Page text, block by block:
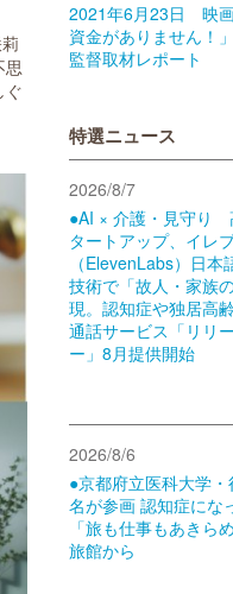
思
ぐ
2021年6月23日 映
資金がありません！
監督取材レポート
特選ニュース
2026/8/7
●AI × 介護・見守り
タートアップ、イレ
（ElevenLabs）日本
技術で「故人・家族
現。認知症や独居高
通話サービス「リリ
ー」8月提供開始
2026/8/6
●京都府立医科大学
名が参画 認知症にな
「旅も仕事もあきら
旅館から